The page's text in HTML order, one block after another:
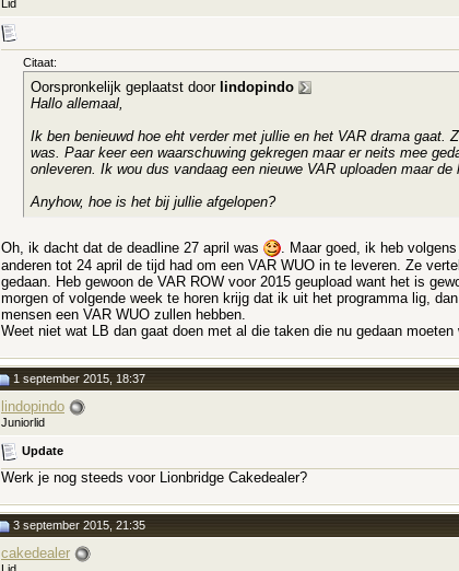
Lid
Citaat:
Oorspronkelijk geplaatst door lindopindo
Hallo allemaal,
Ik ben benieuwd hoe eht verder met jullie en het VAR drama gaat.
was. Paar keer een waarschuwing gekregen maar er neits mee
onleveren. Ik wou dus vandaag een nieuwe VAR uploaden maar
Anyhow, hoe is het bij jullie afgelopen?
Oh, ik dacht dat de deadline 27 april was
. Maar goed, ik heb
anderen tot 24 april de tijd had om een VAR WUO in te leveren. Ze
gedaan. Heb gewoon de VAR ROW voor 2015 geupload want het is
morgen of volgende week te horen krijg dat ik uit het programma lig,
mensen een VAR WUO zullen hebben.
Weet niet wat LB dan gaat doen met al die taken die nu gedaan
1 september 2015, 18:37
lindopindo
Juniorlid
Update
Werk je nog steeds voor Lionbridge Cakedealer?
3 september 2015, 21:35
cakedealer